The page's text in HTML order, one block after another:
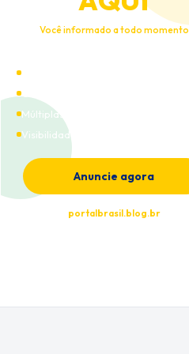
Você informado a todo momento
Múltiplas categorias
Visibilidade premium
Anuncie agora
portalbrasil.blog.br